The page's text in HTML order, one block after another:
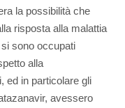
la possibilità che
risposta alla malattia
sono occupati
alla
ed in particolare gli
avessero